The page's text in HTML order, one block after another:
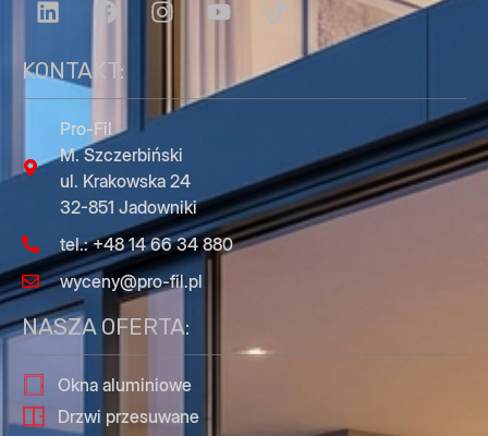
KONTAKT:
Pro-Fil
M. Szczerbiński
ul. Krakowska 24
32-851 Jadowniki
tel.: +48 14 66 34 880
wyceny@pro-fil.pl
NASZA OFERTA:
Okna aluminiowe
Drzwi przesuwane